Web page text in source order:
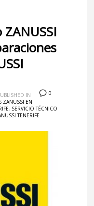
0
IN
ZANUSSI EN
, SERVICIO TÉCNICO
TENERIFE